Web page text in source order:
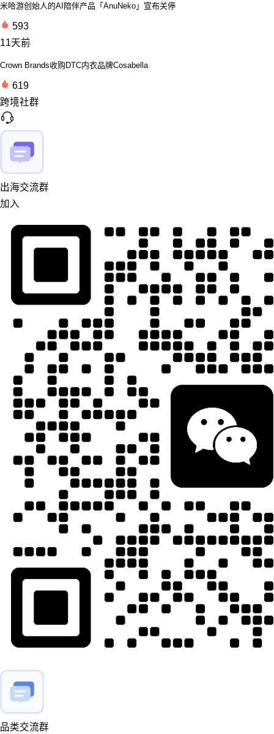
米哈游创始人的AI陪伴产品「AnuNeko」宣布关停
593
11天前
Crown Brands收购DTC内衣品牌Cosabella
619
跨境社群
出海交流群
加入
品类交流群